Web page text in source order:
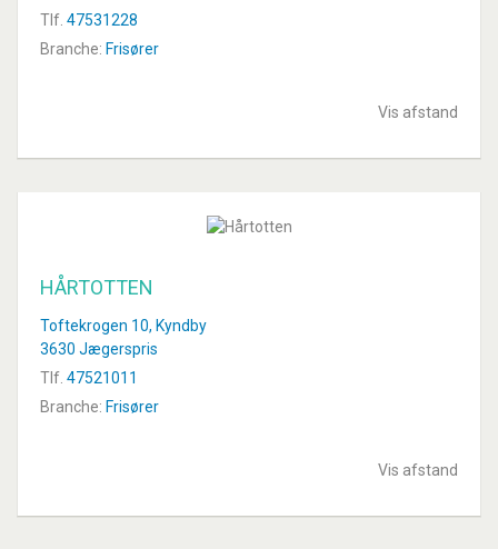
Tlf. 47531228
Branche: Frisører
Vis afstand
HÅRTOTTEN
Toftekrogen 10, Kyndby
3630 Jægerspris
Tlf. 47521011
Branche: Frisører
Vis afstand